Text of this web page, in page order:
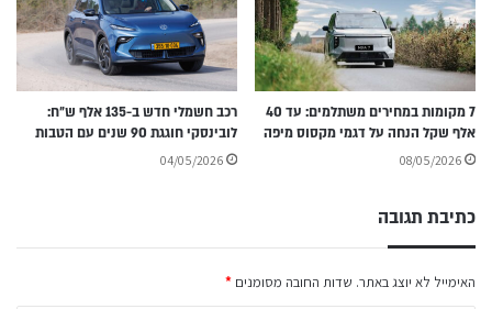
7 מקומות במחירים משתלמים: עד 40
אלף שקל הנחה על דגמי מקסוס מיפה
08/05/2026
רכב חשמלי חדש ב-135 אלף ש״ח:
לובינסקי חוגגת 90 שנים עם הטבות
04/05/2026
כתיבת תגובה
האימייל לא יוצג באתר. שדות החובה מסומנים *